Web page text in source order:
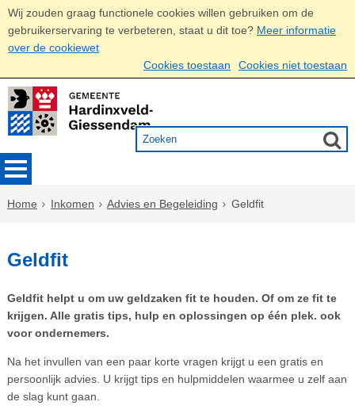
Wij zouden graag functionele cookies willen gebruiken om de
gebruikerservaring te verbeteren, staat u dit toe? Meer informatie
over de cookiewet
Cookies toestaan
Cookies niet toestaan
Home Inkomen Advies en Begeleiding Geldfit
Geldfit
Geldfit helpt u om uw geldzaken fit te houden. Of om ze fit te
krijgen. Alle gratis tips, hulp en oplossingen op één plek. ook
voor ondernemers.
Na het invullen van een paar korte vragen krijgt u een gratis en
persoonlijk advies. U krijgt tips en hulpmiddelen waarmee u zelf aan
de slag kunt gaan.